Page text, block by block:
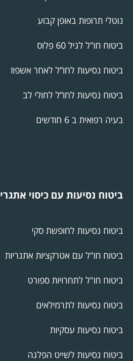
נוטלי תרופות באופן קבוע
ביטוח חו"ל לגיל 60 פלוס
ביטוח נסיעות לחו”ל לאחר אשפוז
ביטוח נסיעות לחו”ל לחולי לב
בעיה רפואית ב 6 חודשים
ביטוח נסיעות עם כיסוי אתגרי
ביטוח נסיעות לחופשת סקי
ביטוח חו"ל עם אטרקציות אתגריות
ביטוח חו"ל לתחרויות ספורט
ביטוח נסיעות לתרמילאים
ביטוח נסיעות עסקיות
ביטוח נסיעות לשייט הפלגה